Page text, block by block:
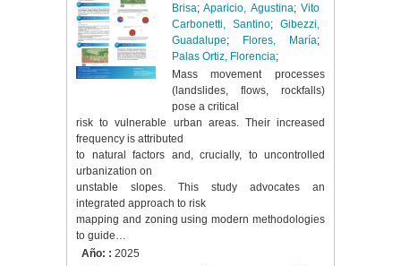
Brisa;Aparicio, Agustina;Vito
Carbonetti, Santino;Gibezzi,
Guadalupe; Flores, María;
Palas Ortiz, Florencia;
Mass movement processes
(landslides, flows, rockfalls)
pose a critical
risk to vulnerable urban areas. Their increased
frequency is attributed
to natural factors and, crucially, to uncontrolled
urbanization on
unstable slopes. This study advocates an
integrated approach to risk
mapping and zoning using modern methodologies
to guide…
Año: : 2025